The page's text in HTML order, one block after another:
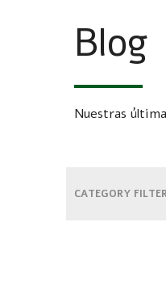
Blog
Nuestras
CATEGORY